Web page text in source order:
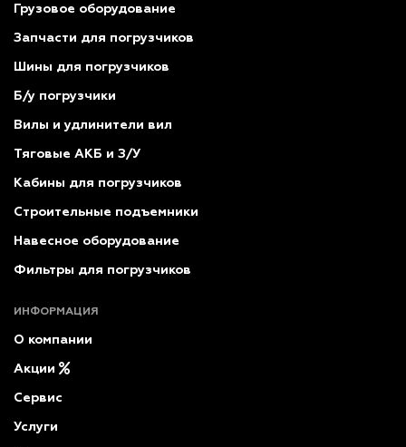
Грузовое оборудование
Запчасти для погрузчиков
Шины для погрузчиков
Б/у погрузчики
Вилы и удлинители вил
Тяговые АКБ и З/У
Кабины для погрузчиков
Строительные подъемники
Навесное оборудование
Фильтры для погрузчиков
ИНФОРМАЦИЯ
О компании
Акции
Сервис
Услуги